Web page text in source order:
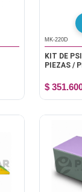
MK-220D
KIT DE
PIEZAS /
$